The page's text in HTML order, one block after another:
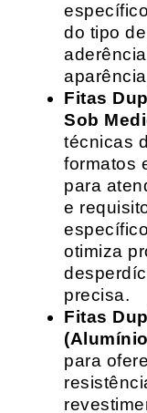
do tipo
Fitas
Sob
técnicas
formatos
para
e
otimiza
precisa.
Fitas
para